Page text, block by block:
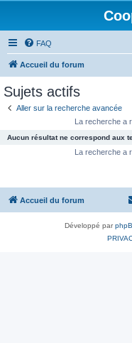
FAQ
Accueil du forum
Sujets actifs
Aller sur la recherche avancée
La recherche a
Aucun résultat ne correspond aux
La recherche a
Accueil du forum
Développé par